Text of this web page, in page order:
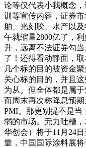
论等仅代表小我概念
训等宣传内容，证券
舶、光刻胶、水产以
午就缩量2800亿了，
升，远离不法证券勾
了！还得看动静面，
几个标的目的被资金
关心标的目的，并且
为从。但全体都是属
而周末再次称降息预期
PMI。那更别提不是当
弱的市场。无力吐槽
华创会）将于11月24
量，中国国际涂料展将